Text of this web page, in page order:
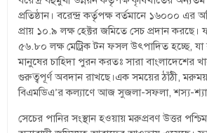
প্রতিষ্ঠান। বরেন্দ্র কর্তৃপক্ষ বর্তমানে ১৬০০০ এর
প্রায় ১০.৯ লক্ষ হেক্টর জমিতে সেচ প্রদান করছে।
৫৬.৮০ লক্ষ মেট্রিক টন ফসল উৎপাদিত হচ্ছে, যা
মানুষের চাহিদা পুরন করতঃ সারা বাংলাদেশের
গুরুত্বপূর্ণ অবদান রাখছে।এক সময়ের ঠাঁঠী, মরুময়
বিএমডিএ’র কল্যাণে আজ সুজলা-সফলা, শস্য-
সেচের পানির সংস্থান হওয়ায় মরুপ্রবণ উত্তর